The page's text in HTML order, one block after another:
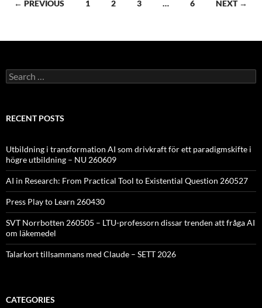
← PREVIOUS 1 2 3 … 6 NEXT →
Search
for:
RECENT POSTS
Utbildning i transformation AI som drivkraft för ett paradigmskifte i
högre utbildning – NU 260609
AI in Research: From Practical Tool to Existential Question 260527
Press Play to Learn 260430
SVT Norrbotten 260505 – LTU-professorn dissar trenden att fråga AI
om läkemedel
Talarkort tillsammans med Claude – SETT 2026
CATEGORIES